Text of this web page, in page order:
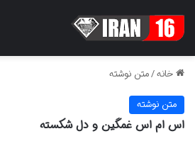
خانه/متن نوشته
متن نوشته
اس ام اس غمگین و دل شکسته